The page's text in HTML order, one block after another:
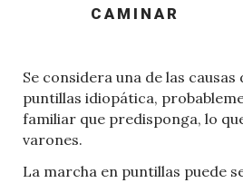
CAMINAR
Se considera una de las
puntillas idiopática,
familiar que predisponga, lo
varones.
La marcha en puntillas puede